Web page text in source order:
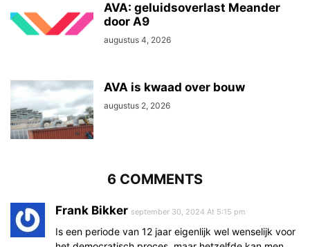
AVA: geluidsoverlast Meander
door A9
augustus 4, 2026
AVA is kwaad over bouw
augustus 2, 2026
6 COMMENTS
Frank Bikker september 30, 2024 At 5:15 pm
Is een periode van 12 jaar eigenlijk wel wenselijk voor